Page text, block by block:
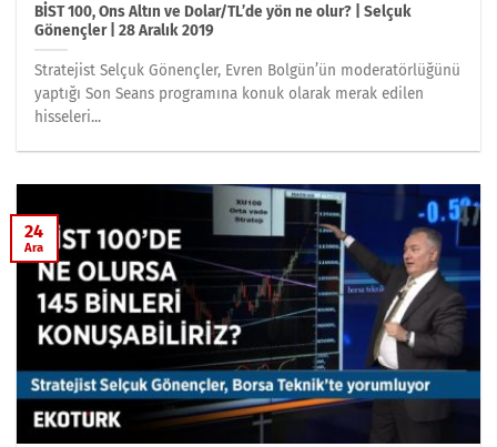
BİST 100, Ons Altın ve Dolar/TL’de yön ne olur? | Selçuk
Gönençler | 28 Aralık 2019
Stratejist Selçuk Gönençler, Evren Bolgün’ün moderatörlüğünü
yaptığı Son Seans programına konuk olarak merak edilen
hisseleri...
24
Ara